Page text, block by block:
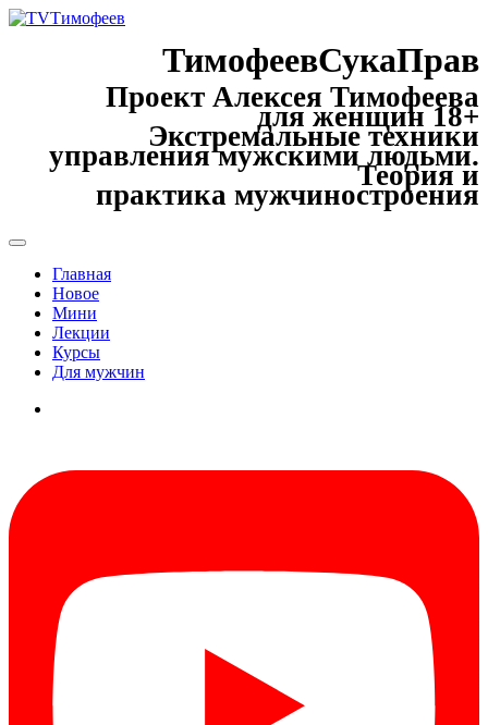
ТимофеевСукаПрав
Проект Алексея Тимофеева
для женщин 18+
Экстремальные техники
управления мужскими людьми.
Теория и
практика мужчиностроения
Главная
Новое
Мини
Лекции
Курсы
Для мужчин